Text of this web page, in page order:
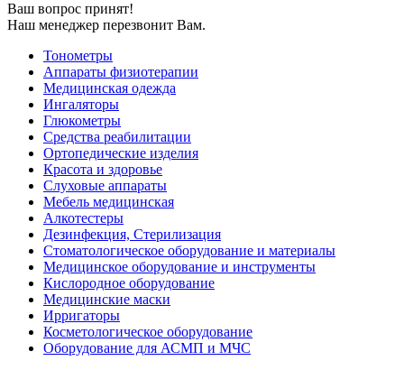
Ваш вопрос принят!
Наш менеджер перезвонит Вам.
Тонометры
Аппараты физиотерапии
Медицинская одежда
Ингаляторы
Глюкометры
Средства реабилитации
Ортопедические изделия
Красота и здоровье
Слуховые аппараты
Мебель медицинская
Алкотестеры
Дезинфекция, Стерилизация
Стоматологическое оборудование и материалы
Медицинское оборудование и инструменты
Кислородное оборудование
Медицинские маски
Ирригаторы
Косметологическое оборудование
Оборудование для АСМП и МЧС